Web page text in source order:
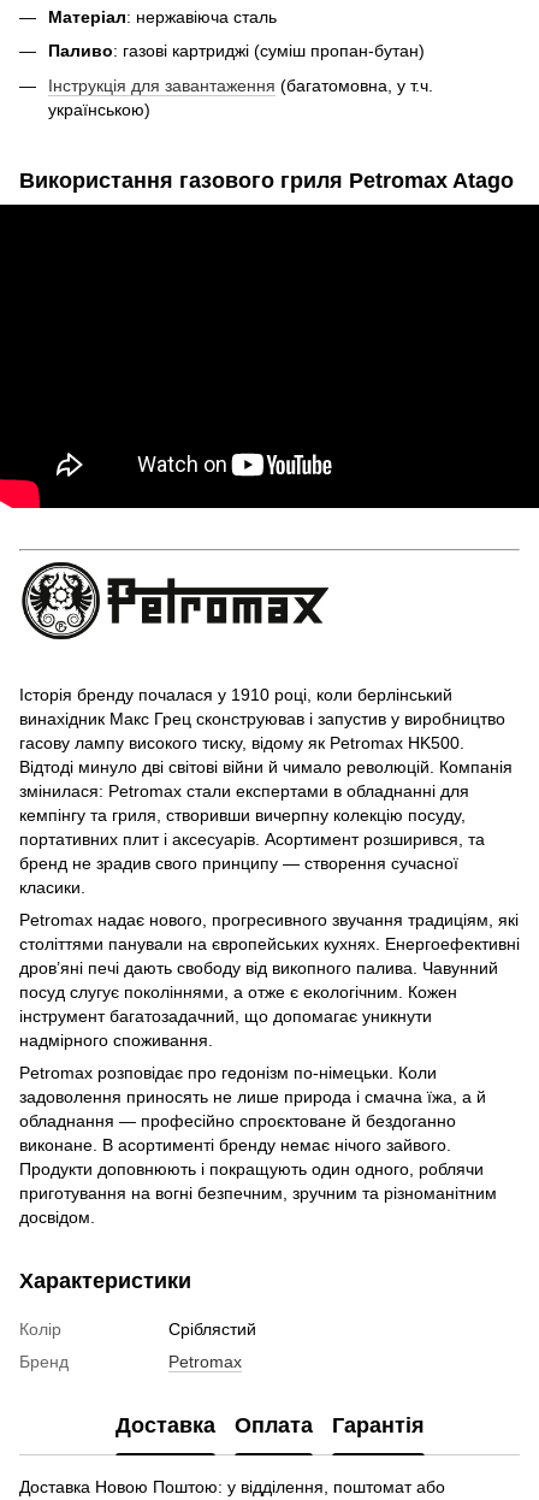
Матеріал: нержавіюча сталь
Паливо: газові картриджі (суміш пропан-бутан)
Інструкція для завантаження (багатомовна, у т.ч.
українською)
Використання газового гриля Petromax Atago
Історія бренду почалася у 1910 році, коли берлінський
винахідник Макс Грец сконструював і запустив у виробництво
гасову лампу високого тиску, відому як Petromax HK500.
Відтоді минуло дві світові війни й чимало революцій. Компанія
змінилася: Petromax стали експертами в обладнанні для
кемпінгу та гриля, створивши вичерпну колекцію посуду,
портативних плит і аксесуарів. Асортимент розширився, та
бренд не зрадив свого принципу — створення сучасної
класики.
Petromax надає нового, прогресивного звучання традиціям, які
століттями панували на європейських кухнях. Енергоефективні
дров’яні печі дають свободу від викопного палива. Чавунний
посуд слугує поколіннями, а отже є екологічним. Кожен
інструмент багатозадачний, що допомагає уникнути
надмірного споживання.
Petromax розповідає про гедонізм по-німецьки. Коли
задоволення приносять не лише природа і смачна їжа, а й
обладнання — професійно спроєктоване й бездоганно
виконане. В асортименті бренду немає нічого зайвого.
Продукти доповнюють і покращують один одного, роблячи
приготування на вогні безпечним, зручним та різноманітним
досвідом.
Характеристики
Колір
Сріблястий
Бренд
Petromax
Доставка Оплата Гарантія
Доставка Новою Поштою: у відділення, поштомат або